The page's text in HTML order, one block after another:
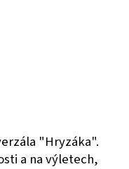
"Hryzáka".
a na výletech,